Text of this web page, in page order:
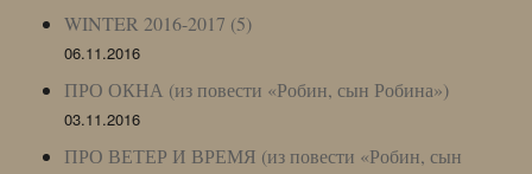
WINTER 2016-2017 (5)
06.11.2016
ПРО ОКНА (из повести «Робин, сын Робина»)
03.11.2016
ПРО ВЕТЕР И ВРЕМЯ (из повести «Робин, сын